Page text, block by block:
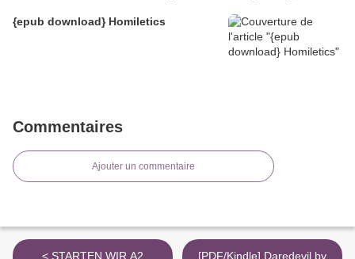
{epub download} Homiletics
Commentaires
Ajouter un commentaire
< STARTEN WIR A2
[PDF/Kindle] Daredevil by